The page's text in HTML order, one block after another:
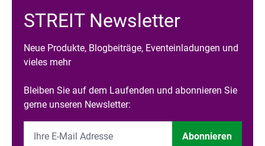
STREIT Newsletter
Neue Produkte, Blogbeiträge, Eventeinladungen und
vieles mehr
Bleiben Sie auf dem Laufenden und abonnieren Sie
gerne unseren Newsletter:
Abonnieren